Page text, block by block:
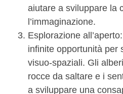
aiutare a sviluppare la
l’immaginazione.
Esplorazione
infinite opportunità per
visuo-spaziali. Gli
rocce da saltare e i
a sviluppare una